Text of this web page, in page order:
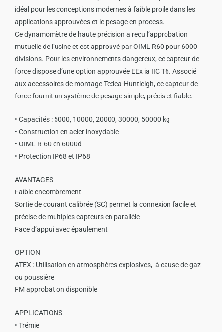
idéal pour les conceptions modernes à faible proile dans les
applications approuvées et le pesage en process.
Ce dynamomètre de haute précision a reçu l’approbation
mutuelle de l’usine et est approuvé par OIML R60 pour 6000
divisions. Pour les environnements dangereux, ce capteur de
force dispose d’une option approuvée EEx ia IIC T6. Associé
aux accessoires de montage Tedea-Huntleigh, ce capteur de
force fournit un système de pesage simple, précis et fiable.
• Capacités : 5000, 10000, 20000, 30000, 50000 kg
• Construction en acier inoxydable
• OIML R-60 en 6000d
• Protection IP68 et IP68
AVANTAGES
Faible encombrement
Sortie de courant calibrée (SC) permet la connexion facile et
précise de multiples capteurs en parallèle
Face d’appui avec épaulement
OPTION
ATEX : Utilisation en atmosphères explosives, à cause de gaz
ou poussière
FM approbation disponible
APPLICATIONS
• Trémie